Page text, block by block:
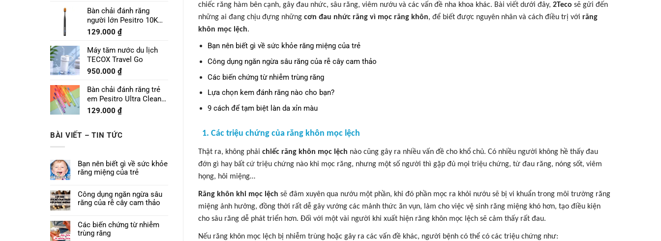
Bàn chải đánh răng
người lớn Pesitro 10K
Pro
129.000 ₫
Máy tăm nước du lịch
TECOX Travel Go
950.000 ₫
Bàn chải đánh răng trẻ
em Pesitro Ultra Clean
Prime 7680
129.000 ₫
BÀI VIẾT – TIN TỨC
Bạn nên biết gì về sức khỏe
răng miệng của trẻ
Công dụng ngăn ngừa sâu
răng của rễ cây cam thảo
Các biến chứng từ nhiễm
trùng răng
chiếc răng hàm bên cạnh, gây đau nhức, sâu răng, viêm nướu và các vấn đề nha khoa khác. Bài viết dưới đây, 2Teco sẽ gửi đến
những ai đang chịu đựng những cơn đau nhức răng vì mọc răng khôn, để biết được nguyên nhân và cách điều trị với răng
khôn mọc lệch.
Bạn nên biết gì về sức khỏe răng miệng của trẻ
Công dụng ngăn ngừa sâu răng của rễ cây cam thảo
Các biến chứng từ nhiễm trùng răng
Lựa chọn kem đánh răng nào cho bạn?
9 cách để tạm biệt làn da xỉn màu
1. Các triệu chứng của răng khôn mọc lệch
Thật ra, không phải chiếc răng khôn mọc lệch nào cũng gây ra nhiều vấn đề cho khổ chủ. Có nhiều người không hề thấy đau
đớn gì hay bất cứ triệu chứng nào khi mọc răng, nhưng một số người thì gặp đủ mọi triệu chứng, từ đau răng, nóng sốt, viêm
họng, hôi miệng…
Răng khôn khi mọc lệch sẽ đâm xuyên qua nướu một phần, khi đó phần mọc ra khỏi nướu sẽ bị vi khuẩn trong môi trường răng
miệng ảnh hưởng, đồng thời rất dễ gây vướng các mảnh thức ăn vụn, làm cho việc vệ sinh răng miệng khó hơn, tạo điều kiện
cho sâu răng dễ phát triển hơn. Đối với một vài người khi xuất hiện răng khôn mọc lệch sẽ cảm thấy rất đau.
Nếu răng khôn mọc lệch bị nhiễm trùng hoặc gây ra các vấn đề khác, người bệnh có thể có các triệu chứng như: